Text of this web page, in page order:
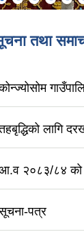
तथा
लागि
२०८३/८४ को
पत्र